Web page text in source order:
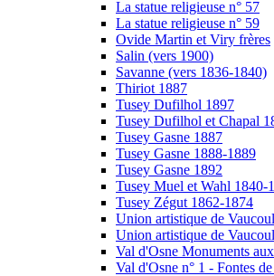
La statue religieuse n° 57
La statue religieuse n° 59
Ovide Martin et Viry frères
Salin (vers 1900)
Savanne (vers 1836-1840)
Thiriot 1887
Tusey Dufilhol 1897
Tusey Dufilhol et Chapal
Tusey Gasne 1887
Tusey Gasne 1888-1889
Tusey Gasne 1892
Tusey Muel et Wahl 1840-
Tusey Zégut 1862-1874
Union artistique de
Union artistique de
Val d'Osne Monuments
Val d'Osne n° 1 - Fontes